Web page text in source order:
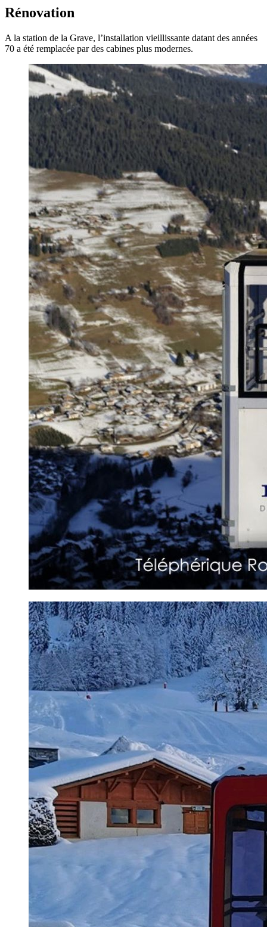
Rénovation
A la station de la Grave, l’installation vieillissante datant des années
70 a été remplacée par des cabines plus modernes.